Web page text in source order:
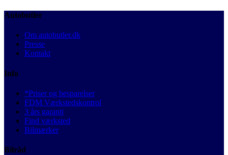
Autobutler
Om autobutler.dk
Presse
Kontakt
Info
*Priser og besparelser
FDM Værkstedskontrol
3 års garanti
Find værksted
Bilmærker
Bilråd